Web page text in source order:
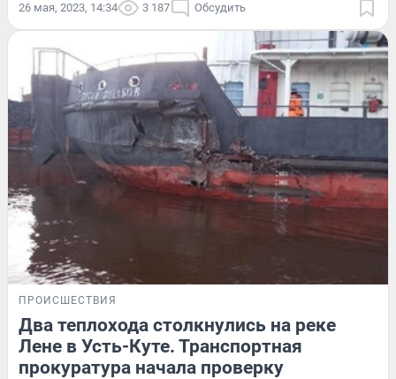
26 мая, 2023, 14:34 3 187 Обсудить
ПРОИСШЕСТВИЯ
Два теплохода столкнулись на реке
Лене в Усть-Куте. Транспортная
прокуратура начала проверку